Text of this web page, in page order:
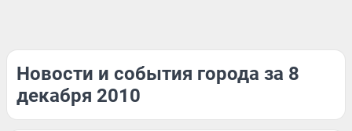
Новости и события города за 8
декабря 2010